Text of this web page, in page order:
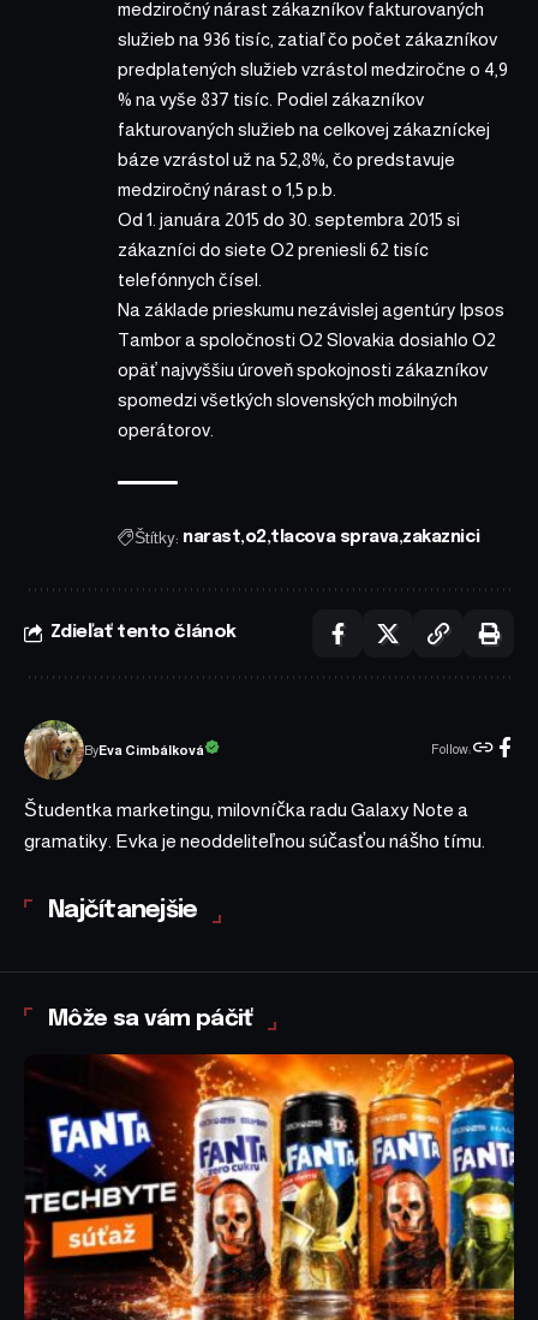
medziročný nárast zákazníkov fakturovaných
služieb na 936 tisíc, zatiaľ čo počet zákazníkov
predplatených služieb vzrástol medziročne o 4,9
% na vyše 837 tisíc. Podiel zákazníkov
fakturovaných služieb na celkovej zákazníckej
báze vzrástol už na 52,8%, čo predstavuje
medziročný nárast o 1,5 p.b.
Od 1. januára 2015 do 30. septembra 2015 si
zákazníci do siete O2 preniesli 62 tisíc
telefónnych čísel.
Na základe prieskumu nezávislej agentúry Ipsos
Tambor a spoločnosti O2 Slovakia dosiahlo O2
opäť najvyššiu úroveň spokojnosti zákazníkov
spomedzi všetkých slovenských mobilných
operátorov.
Štítky: narast o2 tlacova sprava zakaznici
Zdieľať tento článok
ByEva Cimbálková Follow:
Študentka marketingu, milovníčka radu Galaxy Note a
gramatiky. Evka je neoddeliteľnou súčasťou nášho tímu.
Najčítanejšie
Môže sa vám páčiť